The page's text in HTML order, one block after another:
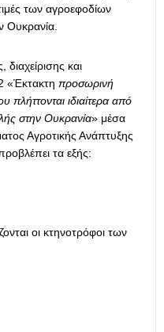
των αγροεφοδίων
Ουκρανία.
διαχείρισης και
«Έκτακτη προσωρινή
ιδιαίτερα από
στην Ουκρανία» μέσα
Αγροτικής Ανάπτυξης
τα εξής:
οι κτηνοτρόφοι των